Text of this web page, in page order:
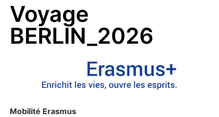
Voyage
BERLIN_2026
Mobilité Erasmus